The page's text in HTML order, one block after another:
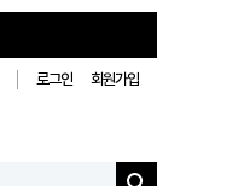
로그인 회원가입